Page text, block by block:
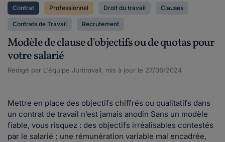
Contrat Professionnel Droit du travail Clauses
Contrats de Travail Recrutement
Modèle de clause d'objectifs ou de quotas pour
votre salarié
Rédigé par L'équipe Juritravail, mis à jour le 27/06/2024
Mettre en place des objectifs chiffrés ou qualitatifs dans
un contrat de travail n’est jamais anodin Sans un modèle
fiable, vous risquez : des objectifs irréalisables contestés
par le salarié ; une rémunération variable mal encadrée,